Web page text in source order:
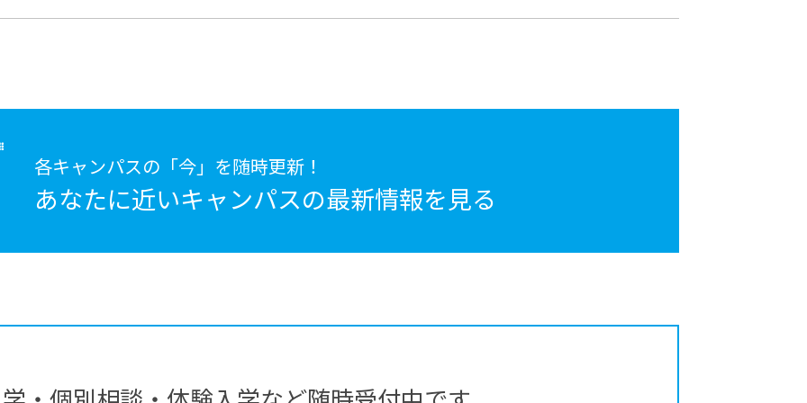
各キャンパスの「今」を随時更新！
あなたに近いキャンパスの最新情報を見る